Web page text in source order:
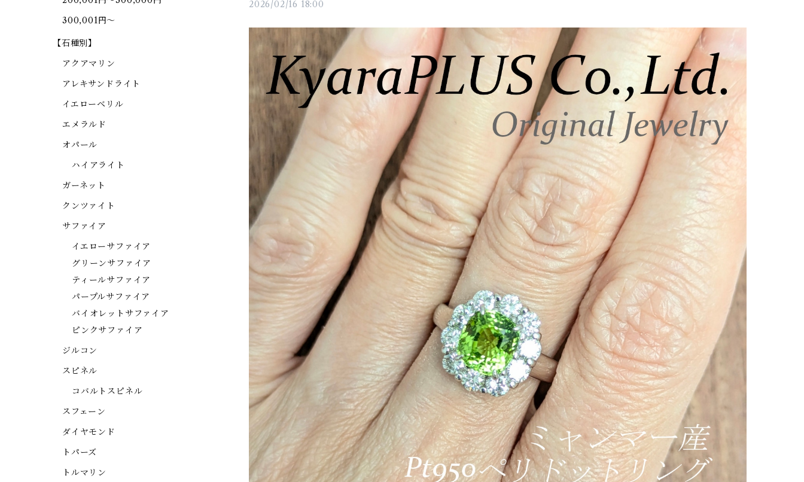
2026/02/16 18:00
300,001円～
【石種別】
アクアマリン
アレキサンドライト
イエローベリル
エメラルド
オパール
ハイアライト
ガーネット
クンツァイト
サファイア
イエローサファイア
グリーンサファイア
ティールサファイア
パープルサファイア
バイオレットサファイア
ピンクサファイア
ジルコン
スピネル
コバルトスピネル
スフェーン
ダイヤモンド
トパーズ
トルマリン